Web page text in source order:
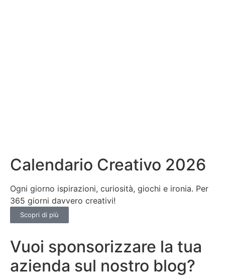
Calendario Creativo 2026
Ogni giorno ispirazioni, curiosità, giochi e ironia. Per
365 giorni davvero creativi!
Scopri di più
Vuoi sponsorizzare la tua
azienda sul nostro blog?